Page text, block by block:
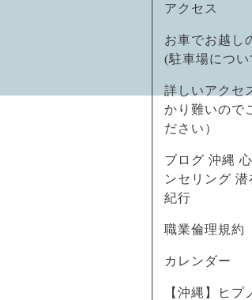
アクセス
お車でお越し
(駐車場につい
詳しいアクセ
かり難いので
ださい）
ブログ 沖縄
ンセリング 潜
紀行
職業倫理規約
カレンダー
【沖縄】ヒプ